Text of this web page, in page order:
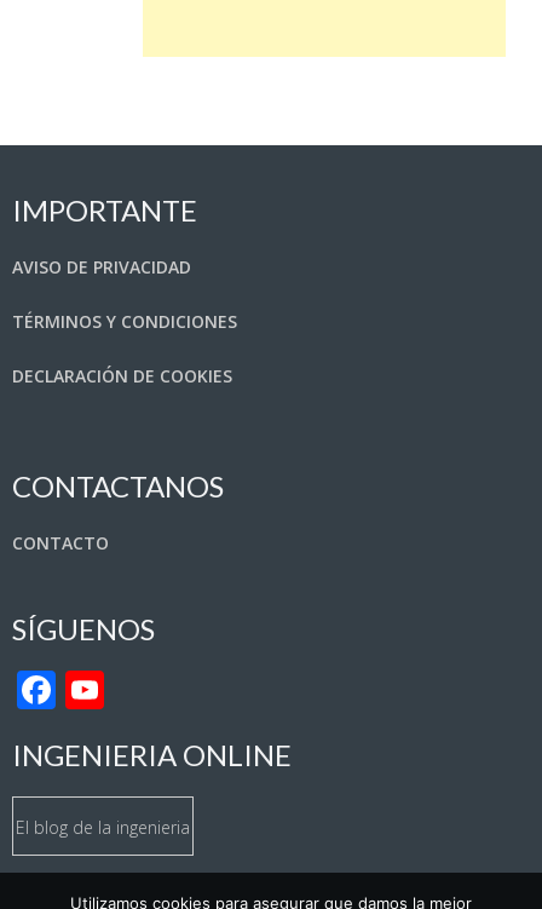
IMPORTANTE
AVISO DE PRIVACIDAD
TÉRMINOS Y CONDICIONES
DECLARACIÓN DE COOKIES
CONTACTANOS
CONTACTO
SÍGUENOS
Facebook
INGENIERIA ONLINE
El blog de la ingenieria
Utilizamos cookies para asegurar que damos la mejor